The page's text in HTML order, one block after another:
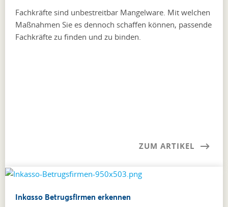
Fachkräfte sind unbestreitbar Mangelware. Mit welchen
Maßnahmen Sie es dennoch schaffen können, passende
Fachkräfte zu finden und zu binden.
ZUM ARTIKEL
Inkasso Betrugsfirmen erkennen